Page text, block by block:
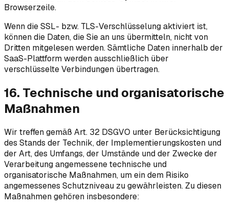
Browserzeile.
Wenn die SSL- bzw. TLS-Verschlüsselung aktiviert ist,
können die Daten, die Sie an uns übermitteln, nicht von
Dritten mitgelesen werden. Sämtliche Daten innerhalb der
SaaS-Plattform werden ausschließlich über
verschlüsselte Verbindungen übertragen.
16. Technische und organisatorische
Maßnahmen
Wir treffen gemäß Art. 32 DSGVO unter Berücksichtigung
des Stands der Technik, der Implementierungskosten und
der Art, des Umfangs, der Umstände und der Zwecke der
Verarbeitung angemessene technische und
organisatorische Maßnahmen, um ein dem Risiko
angemessenes Schutzniveau zu gewährleisten. Zu diesen
Maßnahmen gehören insbesondere: